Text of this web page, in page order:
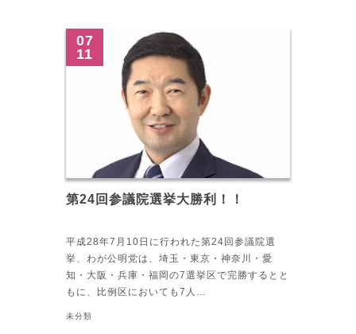
07
11
第24回参議院選挙大勝利！！
平成28年7月10日に行われた第24回参議院選
挙、わが公明党は、埼玉・東京・神奈川・愛
知・大阪・兵庫・福岡の7選挙区で完勝するとと
もに、比例区においても7人…
未分類